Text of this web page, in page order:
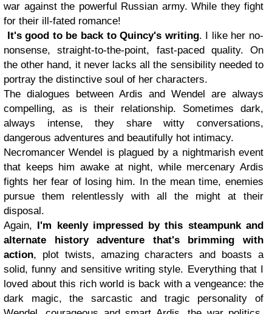
war against the powerful Russian army. While they fight
for their ill-fated romance!
It's good to be back to Quincy's writing. I like her no-
nonsense, straight-to-the-point, fast-paced quality. On
the other hand, it never lacks all the sensibility needed to
portray the distinctive soul of her characters.
The dialogues between Ardis and Wendel are always
compelling, as is their relationship. Sometimes dark,
always intense, they share witty conversations,
dangerous adventures and beautifully hot intimacy.
Necromancer Wendel is plagued by a nightmarish event
that keeps him awake at night, while mercenary Ardis
fights her fear of losing him. In the mean time, enemies
pursue them relentlessly with all the might at their
disposal.
Again,
I'm keenly impressed by this steampunk and
alternate history adventure that's brimming with
action, plot twists, amazing characters and boasts a
solid, funny and sensitive writing style. Everything that I
loved about this rich world is back with a vengeance: the
dark magic, the sarcastic and tragic personality of